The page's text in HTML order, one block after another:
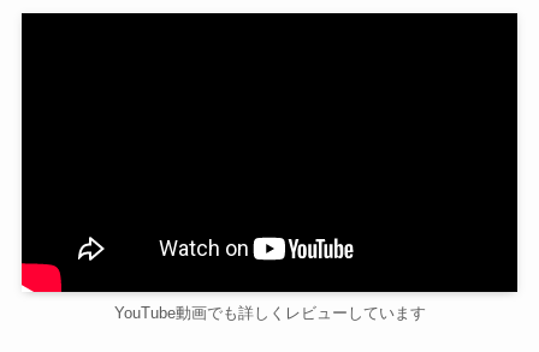
YouTube動画でも詳しくレビューしています